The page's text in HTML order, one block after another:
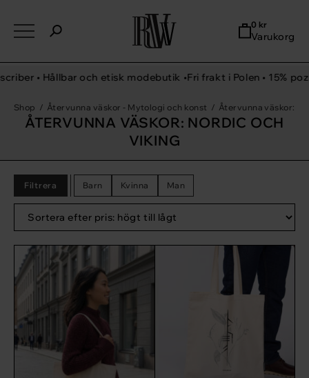
0 kr
Varukorg
• Hållbar och etisk modebutik •Fri frakt i Polen • 15%
Shop / Återvunna väskor - Mytologi och konst / Återvunna väskor:
ÅTERVUNNA VÄSKOR: NORDIC OCH
VIKING
Filtrera Barn Kvinna Man